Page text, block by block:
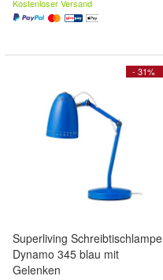
Kostenloser Versand
- 31%
Superliving Schreibtischlampe
Dynamo 345 blau mit
Gelenken